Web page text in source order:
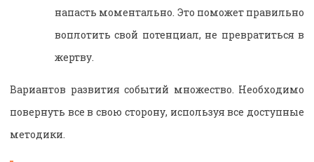
напасть моментально. Это поможет правильно
воплотить свой потенциал, не превратиться в
жертву.
Вариантов развития событий множество. Необходимо
повернуть все в свою сторону, используя все доступные
методики.